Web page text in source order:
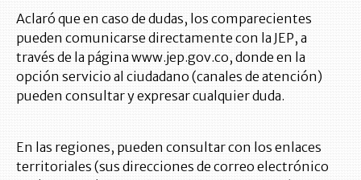
Aclaró que en caso de dudas, los comparecientes
pueden comunicarse directamente con la JEP, a
través de la página www.jep.gov.co, donde en la
opción servicio al ciudadano (canales de atención)
pueden consultar y expresar cualquier duda.
En las regiones, pueden consultar con los enlaces
territoriales (sus direcciones de correo electrónico